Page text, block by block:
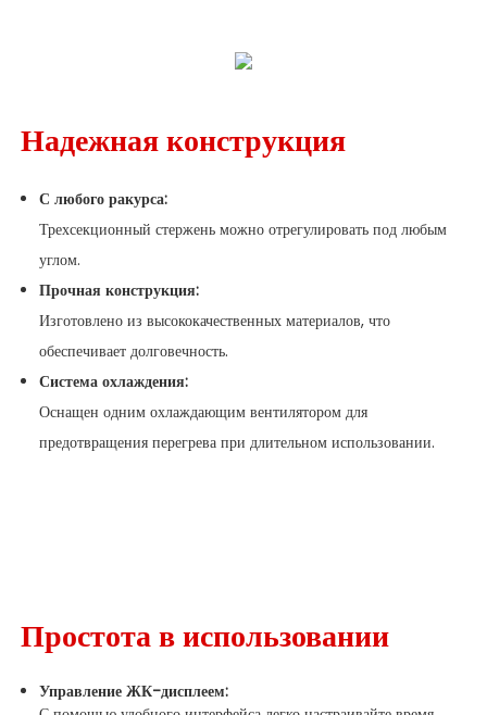
Надежная конструкция
С любого ракурса:
Трехсекционный стержень можно отрегулировать под любым
углом.
Прочная конструкция:
Изготовлено из высококачественных материалов, что
обеспечивает долговечность.
Система охлаждения:
Оснащен одним охлаждающим вентилятором для
предотвращения перегрева при длительном использовании.
Простота в использовании
Управление ЖК-дисплеем: